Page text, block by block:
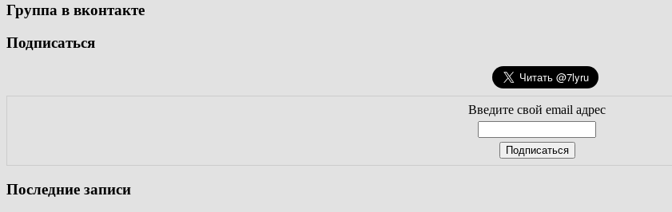
Группа в вконтакте
Подписаться
Введите свой email адрес
Последние записи